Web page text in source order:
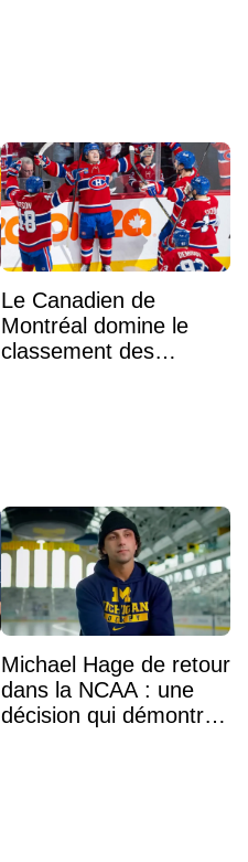
Le Canadien de
Montréal domine le
classement des
Michael Hage de retour
dans la NCAA : une
décision qui démontre